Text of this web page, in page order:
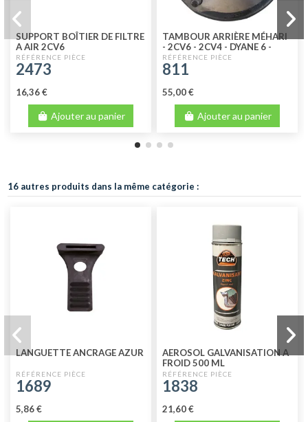
SUPPORT BOÎTIER DE FILTRE
A AIR 2CV6
2473
16,36 €
Ajouter au panier
TAMBOUR ARRIÈRE MÉHARI
- 2CV6 - 2CV4 - DYANE 6 -
DYANE 4 35
811
55,00 €
Ajouter au panier
16 autres produits dans la même catégorie :
LANGUETTE ANCRAGE AZUR
1689
5,86 €
AEROSOL GALVANISATION A
FROID 500 ML
1838
21,60 €